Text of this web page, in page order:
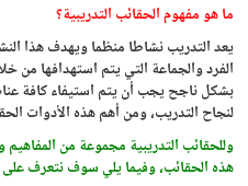
ما هو مفهوم الحقائب التدريبية؟
يعد التدريب نشاطا منظما ويهدف هذا
الفرد والجماعة التي يتم استهدافها من
بشكل ناجح يجب أن يتم استيفاء كافة
لنجاح التدريب، ومن أهم هذه الأدوات
وللحقائب التدريبية مجموعة من
هذه الحقائب، وفيما يلي سوف نتعرف على